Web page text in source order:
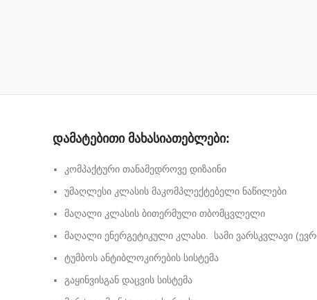
დამატებითი მახასიათებლები:
კომპაქტური თანამედროვე დიზაინი
უმაღლესი კლასის მაკომპლექტებელი ნაწილები
მაღალი კლასის ბითერმული თბომცვლელი
მაღალი ენერგეტიკული კლასი. სამი ვარსკვლავი
ტუმბოს ანტიბლოკირების სისტემა
გაყინვისგან დაცვის სისტემა